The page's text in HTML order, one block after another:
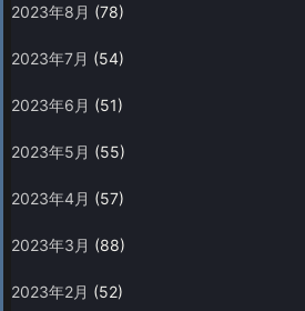
2023年8月 (78)
2023年7月 (54)
2023年6月 (51)
2023年5月 (55)
2023年4月 (57)
2023年3月 (88)
2023年2月 (52)